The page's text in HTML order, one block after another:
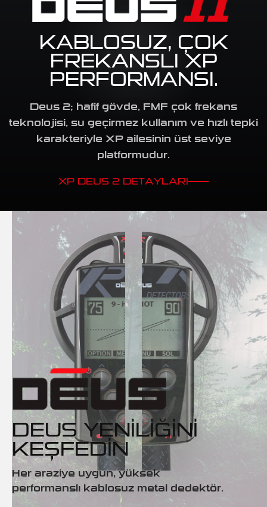
KABLOSUZ, ÇOK
FREKANSLI XP
PERFORMANSI.
Deus 2; hafif gövde, FMF çok frekans
teknolojisi, su geçirmez kullanım ve hızlı tepki
karakteriyle XP ailesinin üst seviye
platformudur.
XP DEUS 2 DETAYLARI
DEUS YENILIĞINI
KEŞFEDIN
Her araziye uygun, yüksek
performanslı kablosuz metal dedektör.